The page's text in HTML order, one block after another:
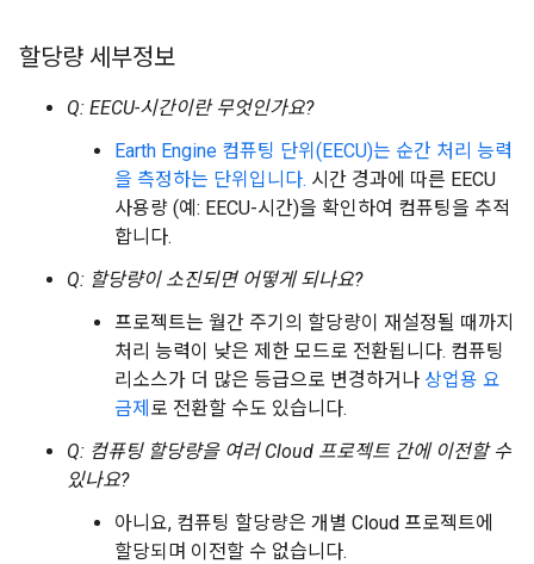
할당량 세부정보
Q: EECU-시간이란 무엇인가요?
Earth Engine 컴퓨팅 단위(EECU)는 순간 처리 능력
을 측정하는 단위입니다. 시간 경과에 따른 EECU
사용량 (예: EECU-시간)을 확인하여 컴퓨팅을 추적
합니다.
Q: 할당량이 소진되면 어떻게 되나요?
프로젝트는 월간 주기의 할당량이 재설정될 때까지
처리 능력이 낮은 제한 모드로 전환됩니다. 컴퓨팅
리소스가 더 많은 등급으로 변경하거나 상업용 요
금제 로 전환할 수도 있습니다.
Q: 컴퓨팅 할당량을 여러 Cloud 프로젝트 간에 이전할 수
있나요?
아니요, 컴퓨팅 할당량은 개별 Cloud 프로젝트에
할당되며 이전할 수 없습니다.